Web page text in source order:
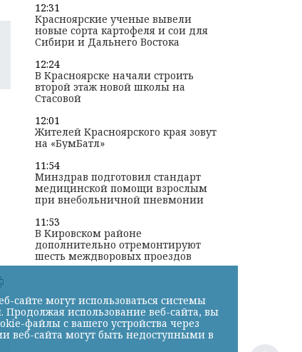
12:31
Красноярские ученые вывели
новые сорта картофеля и сои для
Сибири и Дальнего Востока
12:24
В Красноярске начали строить
второй этаж новой школы на
Стасовой
12:01
Жителей Красноярского края зовут
на «БумБатл»
11:54
Минздрав подготовил стандарт
медицинской помощи взрослым
при внебольничной пневмонии
11:53
В Кировском районе
дополнительно отремонтируют
шесть междворовых проездов
сайте могут использоваться системы
использование веб-сайта, вы
файлы с вашего устройства через
веб-сайта могут быть недоступными в